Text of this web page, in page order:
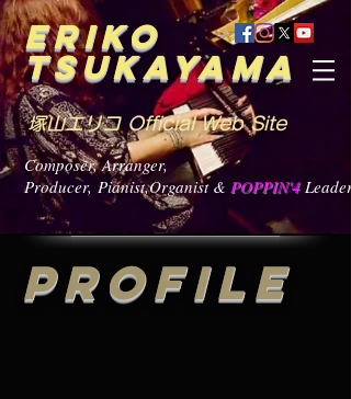
ERIKO
TSUKAYAMA
塚山エリコ Official Web Site
Composer, Arranger,
Producer, Pianist,Organist & POPPIN'4 Leader
PROFILE